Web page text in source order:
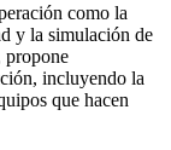
como la
y la simulación de
propone
incluyendo la
que hacen